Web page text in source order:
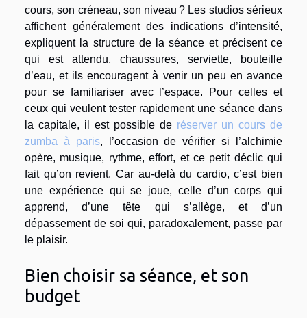
cours, son créneau, son niveau ? Les studios sérieux
affichent généralement des indications d’intensité,
expliquent la structure de la séance et précisent ce
qui est attendu, chaussures, serviette, bouteille
d’eau, et ils encouragent à venir un peu en avance
pour se familiariser avec l’espace. Pour celles et
ceux qui veulent tester rapidement une séance dans
la capitale, il est possible de réserver un cours de
zumba à paris, l’occasion de vérifier si l’alchimie
opère, musique, rythme, effort, et ce petit déclic qui
fait qu’on revient. Car au-delà du cardio, c’est bien
une expérience qui se joue, celle d’un corps qui
apprend, d’une tête qui s’allège, et d’un
dépassement de soi qui, paradoxalement, passe par
le plaisir.
Bien choisir sa séance, et son
budget